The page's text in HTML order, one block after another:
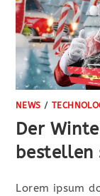
NEWS /
Der
Lorem ipsum